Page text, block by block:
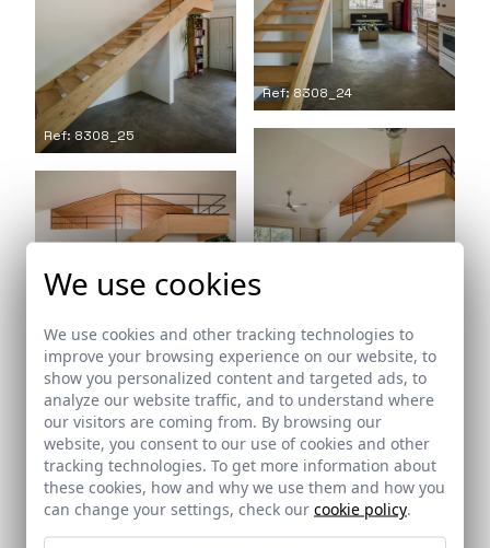
Ref: 8308_24
Ref: 8308_25
Ref: 8308_27
We use cookies
We use cookies and other tracking technologies to
improve your browsing experience on our website, to
show you personalized content and targeted ads, to
analyze our website traffic, and to understand where
our visitors are coming from. By browsing our
website, you consent to our use of cookies and other
tracking technologies. To get more information about
these cookies, how and why we use them and how you
can change your settings, check our cookie policy.